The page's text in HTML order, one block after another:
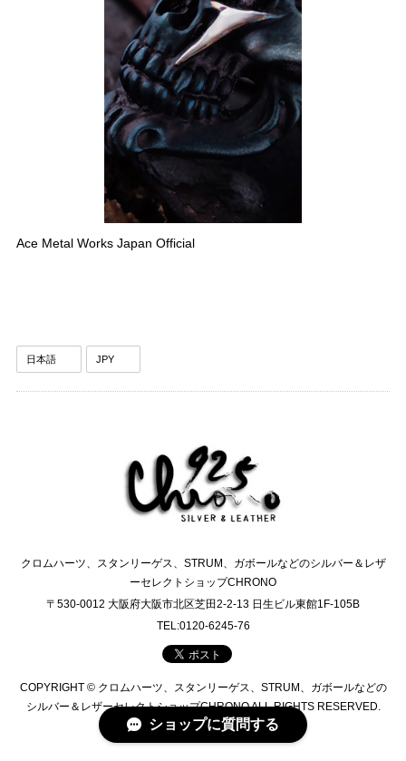
Ace Metal Works Japan Official
クロムハーツ、スタンリーゲス、STRUM、ガボールなどのシルバー＆レザ
ーセレクトショップCHRONO
〒530-0012 大阪府大阪市北区芝田2-2-13 日生ビル東館1F-105B
TEL:0120-6245-76
COPYRIGHT © クロムハーツ、スタンリーゲス、STRUM、ガボールなどの
シルバー＆レザーセレクトショップCHRONO ALL RIGHTS RESERVED.
ショップに質問する